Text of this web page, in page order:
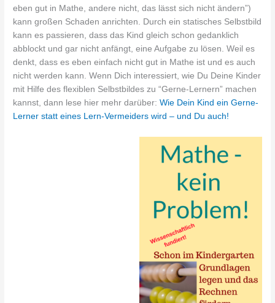
eben gut in Mathe, andere nicht, das lässt sich nicht ändern”)
kann großen Schaden anrichten. Durch ein statisches Selbstbild
kann es passieren, dass das Kind gleich schon gedanklich
abblockt und gar nicht anfängt, eine Aufgabe zu lösen. Weil es
denkt, dass es eben einfach nicht gut in Mathe ist und es auch
nicht werden kann. Wenn Dich interessiert, wie Du Deine Kinder
mit Hilfe des flexiblen Selbstbildes zu “Gerne-Lernern” machen
kannst, dann lese hier mehr darüber:Wie Dein Kind ein Gerne-
Lerner statt eines Lern-Vermeiders wird – und Du auch!